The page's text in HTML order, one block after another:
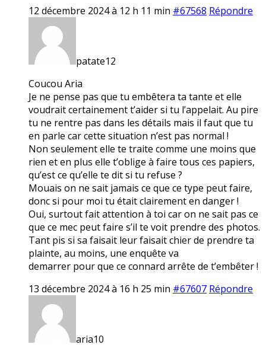
12 décembre 2024 à 12 h 11 min #67568 Répondre
patate12
Coucou Aria
Je ne pense pas que tu embêtera ta tante et elle
voudrait certainement t’aider si tu l’appelait. Au pire
tu ne rentre pas dans les détails mais il faut que tu
en parle car cette situation n’est pas normal !
Non seulement elle te traite comme une moins que
rien et en plus elle t’oblige à faire tous ces papiers,
qu’est ce qu’elle te dit si tu refuse ?
Mouais on ne sait jamais ce que ce type peut faire,
donc si pour moi tu était clairement en danger !
Oui, surtout fait attention à toi car on ne sait pas ce
que ce mec peut faire s’il te voit prendre des photos.
Tant pis si sa faisait leur faisait chier de prendre ta
plainte, au moins, une enquête va
demarrer pour que ce connard arrête de t’embêter !
13 décembre 2024 à 16 h 25 min #67607 Répondre
aria10